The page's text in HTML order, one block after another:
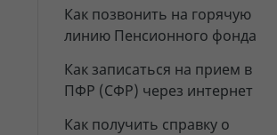
Как позвонить на горячую
линию Пенсионного фонда
Как записаться на прием в
ПФР (СФР) через интернет
Как получить справку о